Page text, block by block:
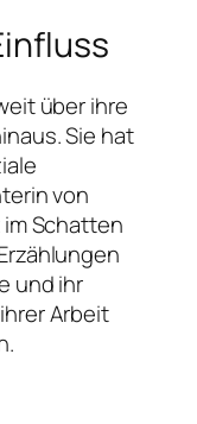
über ihre
Sie hat
von
Schatten
und ihr
Arbeit